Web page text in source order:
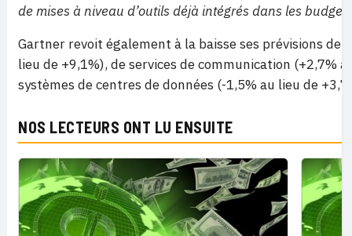
de mises à niveau d’outils déjà intégrés dans les
Gartner revoit également à la baisse ses prévisions de
lieu de +9,1%), de services de communication (+2,7%
systèmes de centres de données (-1,5% au lieu de
NOS LECTEURS ONT LU ENSUITE